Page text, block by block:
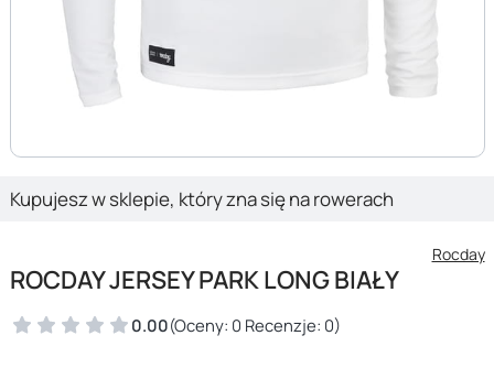
Kupujesz w sklepie, który zna się na rowerach
Rocday
ROCDAY JERSEY PARK LONG BIAŁY
0.00(Oceny: 0 Recenzje: 0)